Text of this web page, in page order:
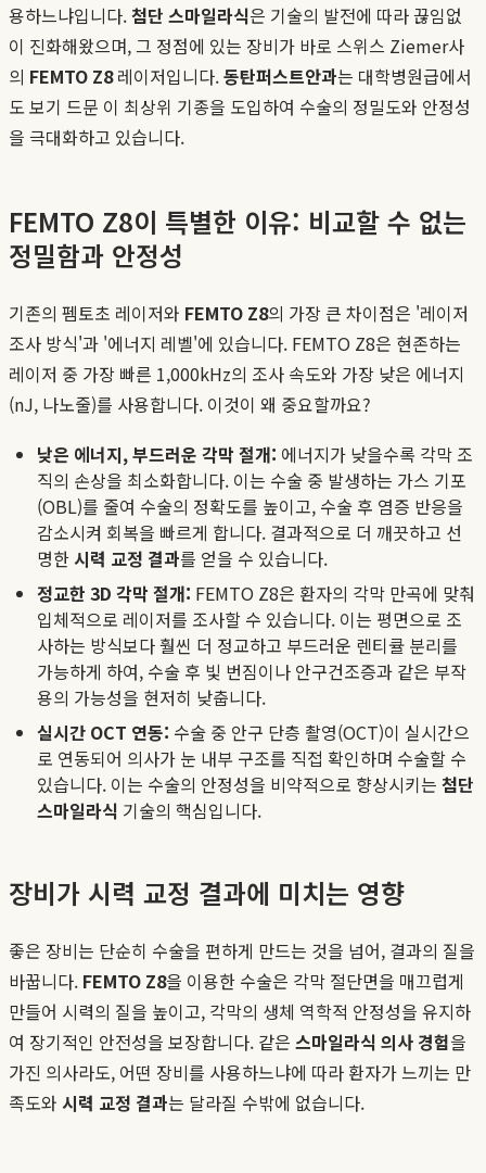
용하느냐입니다.첨단 스마일라식은 기술의 발전에 따라 끊임없
이 진화해왔으며, 그 정점에 있는 장비가 바로 스위스 Ziemer사
의 FEMTO Z8레이저입니다.동탄퍼스트안과는 대학병원급에서
도 보기 드문 이 최상위 기종을 도입하여 수술의 정밀도와 안정성
을 극대화하고 있습니다.
FEMTO Z8이 특별한 이유: 비교할 수 없는
정밀함과 안정성
기존의 펨토초 레이저와 FEMTO Z8의 가장 큰 차이점은 '레이저
조사 방식'과 '에너지 레벨'에 있습니다. FEMTO Z8은 현존하는
레이저 중 가장 빠른 1,000kHz의 조사 속도와 가장 낮은 에너지
(nJ, 나노줄)를 사용합니다. 이것이 왜 중요할까요?
낮은 에너지, 부드러운 각막 절개: 에너지가 낮을수록 각막 조
직의 손상을 최소화합니다. 이는 수술 중 발생하는 가스 기포
(OBL)를 줄여 수술의 정확도를 높이고, 수술 후 염증 반응을
감소시켜 회복을 빠르게 합니다. 결과적으로 더 깨끗하고 선
명한시력 교정 결과를 얻을 수 있습니다.
정교한 3D 각막 절개: FEMTO Z8은 환자의 각막 만곡에 맞춰
입체적으로 레이저를 조사할 수 있습니다. 이는 평면으로 조
사하는 방식보다 훨씬 더 정교하고 부드러운 렌티큘 분리를
가능하게 하여, 수술 후 빛 번짐이나 안구건조증과 같은 부작
용의 가능성을 현저히 낮춥니다.
실시간 OCT 연동: 수술 중 안구 단층 촬영(OCT)이 실시간으
로 연동되어 의사가 눈 내부 구조를 직접 확인하며 수술할 수
있습니다. 이는 수술의 안정성을 비약적으로 향상시키는 첨단
스마일라식 기술의 핵심입니다.
장비가 시력 교정 결과에 미치는 영향
좋은 장비는 단순히 수술을 편하게 만드는 것을 넘어, 결과의 질을
바꿉니다. FEMTO Z8을 이용한 수술은 각막 절단면을 매끄럽게
만들어 시력의 질을 높이고, 각막의 생체 역학적 안정성을 유지하
여 장기적인 안전성을 보장합니다. 같은 스마일라식 의사 경험을
가진 의사라도, 어떤 장비를 사용하느냐에 따라 환자가 느끼는 만
족도와 시력 교정 결과는 달라질 수밖에 없습니다.